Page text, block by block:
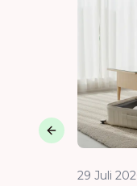
29 Juli
Previous slide